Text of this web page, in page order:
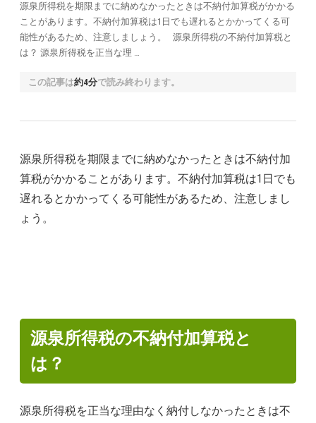
源泉所得税を期限までに納めなかったときは不納付加算税がかかる
ことがあります。不納付加算税は1日でも遅れるとかかってくる可
能性があるため、注意しましょう。 源泉所得税の不納付加算税と
は？ 源泉所得税を正当な理 …
この記事は約4分で読み終わります。
源泉所得税を期限までに納めなかったときは不納付加
算税がかかることがあります。不納付加算税は1日でも
遅れるとかかってくる可能性があるため、注意しまし
ょう。
源泉所得税の不納付加算税と
は？
源泉所得税を正当な理由なく納付しなかったときは不